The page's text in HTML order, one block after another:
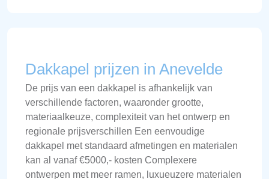
Dakkapel prijzen in Anevelde
De prijs van een dakkapel is afhankelijk van
verschillende factoren, waaronder grootte,
materiaalkeuze, complexiteit van het ontwerp en
regionale prijsverschillen Een eenvoudige
dakkapel met standaard afmetingen en materialen
kan al vanaf €5000,- kosten Complexere
ontwerpen met meer ramen, luxueuzere materialen